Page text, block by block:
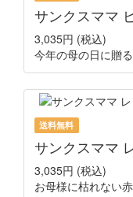
サンクスママ
3,035円 (税込)
今年の母の日に贈
送料無料
サンクスママ
3,035円 (税込)
お母様に枯れない